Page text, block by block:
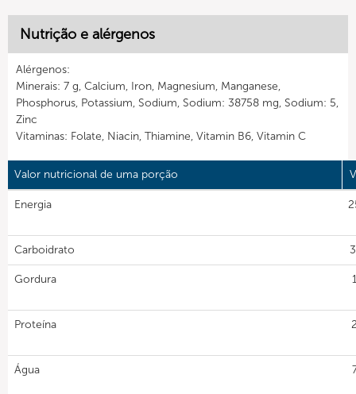
Nutrição e alérgenos
Alérgenos:
Minerais: 7 g, Calcium, Iron, Magnesium, Manganese,
Phosphorus, Potassium, Sodium, Sodium: 38758 mg, Sodium: 5,
Zinc
Vitaminas: Folate, Niacin, Thiamine, Vitamin B6, Vitamin C
Valor nutricional de uma porção
Energia
Carboidrato
Gordura
Proteína
Água